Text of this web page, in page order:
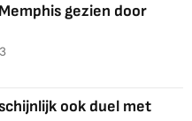
gezien door
ook duel met